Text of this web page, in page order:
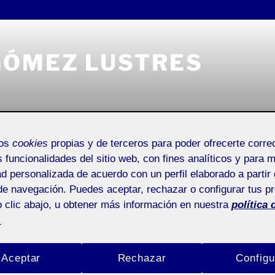
LUSTRES
Universitat Oberta de Catalunya Entrada de incidencias o
GÓMEZ LUSTRES
por:
cookies propias y de terceros para poder ofrecerte
funcionalidades del sitio web, con fines analíticos y para
personalizada de acuerdo con un perfil elaborado a partir
navegación. Puedes aceptar, rechazar o configurar tus
clic abajo, u obtener más información en nuestra política
Rechazar
Aceptar